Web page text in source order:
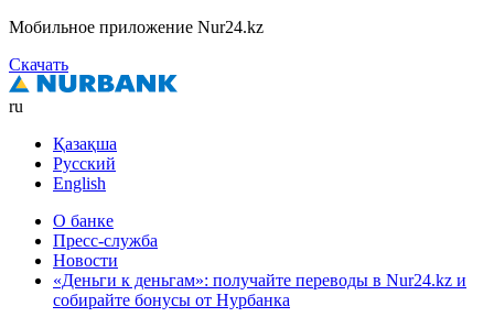
Мобильное приложение Nur24.kz
Скачать
ru
Қазақша
Русский
English
О банке
Пресс-служба
Новости
«Деньги к деньгам»: получайте переводы в Nur24.kz и
собирайте бонусы от Нурбанка